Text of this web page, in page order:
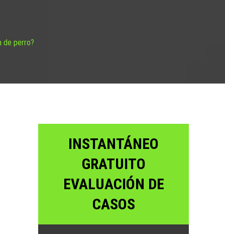
de perro?
INSTANTÁNEO
GRATUITO
EVALUACIÓN DE
CASOS